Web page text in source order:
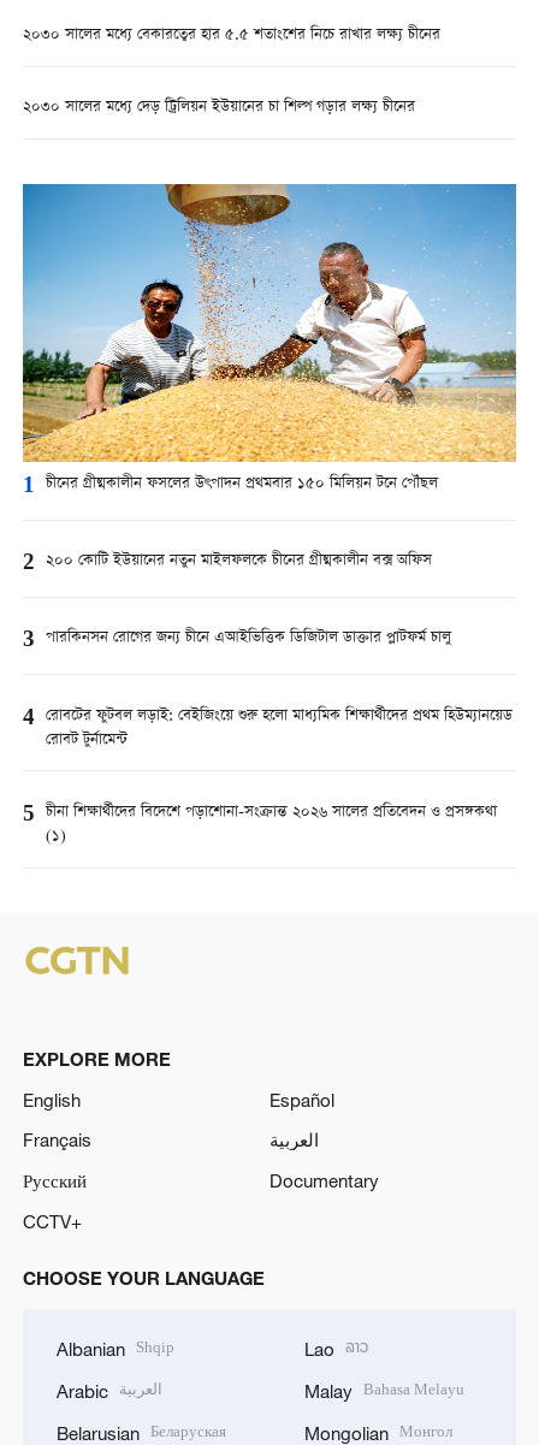
২০৩০ সালের মধ্যে বেকারত্বের হার ৫.৫ শতাংশের নিচে রাখার লক্ষ্য চীনের
২০৩০ সালের মধ্যে দেড় ট্রিলিয়ন ইউয়ানের চা শিল্প গড়ার লক্ষ্য চীনের
1 চীনের গ্রীষ্মকালীন ফসলের উৎপাদন প্রথমবার ১৫০ মিলিয়ন টনে পৌঁছল
2 ২০০ কোটি ইউয়ানের নতুন মাইলফলকে চীনের গ্রীষ্মকালীন বক্স অফিস
3 পারকিনসন রোগের জন্য চীনে এআইভিত্তিক ডিজিটাল ডাক্তার প্লাটফর্ম চালু
4 রোবটের ফুটবল লড়াই: বেইজিংয়ে শুরু হলো মাধ্যমিক শিক্ষার্থীদের প্রথম হিউম্যানয়েড
রোবট টুর্নামেন্ট
5 চীনা শিক্ষার্থীদের বিদেশে পড়াশোনা-সংক্রান্ত ২০২৬ সালের প্রতিবেদন ও প্রসঙ্গকথা
(১)
EXPLORE MORE
English
Español
Français
العربية
Русский
Documentary
CCTV+
CHOOSE YOUR LANGUAGE
Albanian Shqip
Arabic العربية
Belarusian Беларуская
Lao ລາວ
Malay Bahasa Melayu
Mongolian Монгол